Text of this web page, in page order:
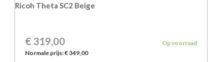
Ricoh Theta SC2 Beige
€ 319,00
Op voorraad
Normale prijs:€ 349,00